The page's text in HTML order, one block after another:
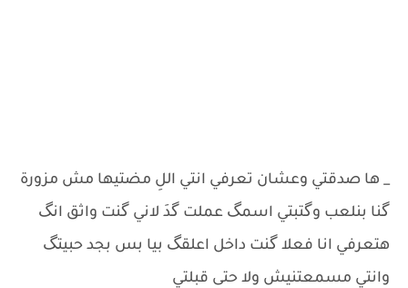
_ ها صدقتي وعشان تعرفي انتي اللِ مضتيها مش مزورة
گنا بنلعب وگتبتي اسمگ عملت گدَ لاني گنت واثق انگ
هتعرفي انا فعلا گنت داخل اعلقگ بيا بس بجد حبيتگ
وانتي مسمعتنيش ولا حتى قبلتي